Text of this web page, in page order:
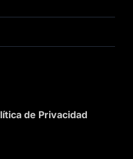
de Privacidad